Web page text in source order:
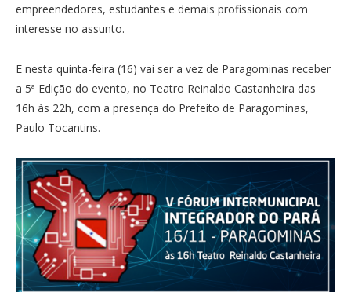
empreendedores, estudantes e demais profissionais com
interesse no assunto.
E nesta quinta-feira (16) vai ser a vez de Paragominas receber
a 5ª Edição do evento, no Teatro Reinaldo Castanheira das
16h às 22h, com a presença do Prefeito de Paragominas,
Paulo Tocantins.